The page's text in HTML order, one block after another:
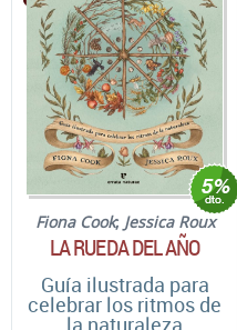
Fiona Cook; Jessica Roux
LA RUEDA DEL AÑO
Guía ilustrada para
celebrar los ritmos de